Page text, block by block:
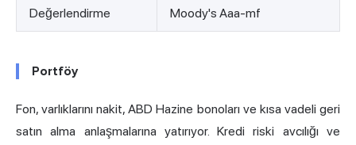
Değerlendirme Moody's Aaa-mf
Portföy
Fon, varlıklarını nakit, ABD Hazine bonoları ve kısa vadeli geri
satın alma anlaşmalarına yatırıyor. Kredi riski avcılığı ve